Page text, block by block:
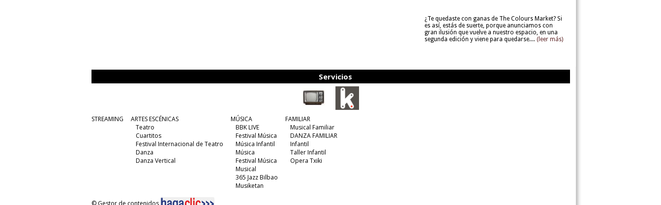
¿Te quedaste con ganas de The Colours Market? Si
es así, estás de suerte, porque anunciamos con
gran ilusión que vuelve a nuestro espacio, en una
segunda edición y viene para quedarse.... (leer más)
Servicios
STREAMING
ARTES ESCÉNICAS
Teatro
Cuartitos
Festival Internacional de Teatro
Danza
Danza Vertical
MÚSICA
BBK LIVE
Festival Música
Música Infantil
Música
Festival Música
Musical
365 Jazz Bilbao
Musiketan
FAMILIAR
Musical Familiar
DANZA FAMILIAR
Infantil
Taller Infantil
Opera Txiki